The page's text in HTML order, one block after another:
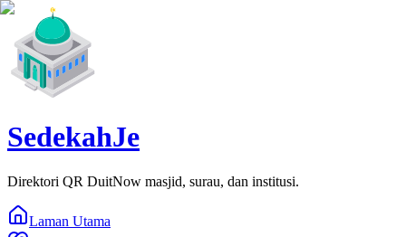
SedekahJe
Direktori QR DuitNow masjid, surau, dan institusi.
Laman Utama